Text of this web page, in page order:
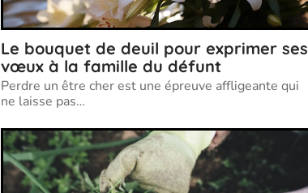
Le bouquet de deuil pour exprimer ses
vœux à la famille du défunt
Perdre un être cher est une épreuve affligeante qui
ne laisse pas…